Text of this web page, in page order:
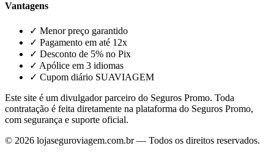
Vantagens
✓ Menor preço garantido
✓ Pagamento em até 12x
✓ Desconto de 5% no Pix
✓ Apólice em 3 idiomas
✓ Cupom diário SUAVIAGEM
Este site é um divulgador parceiro do Seguros Promo. Toda
contratação é feita diretamente na plataforma do Seguros Promo,
com segurança e suporte oficial.
© 2026 lojaseguroviagem.com.br — Todos os direitos reservados.